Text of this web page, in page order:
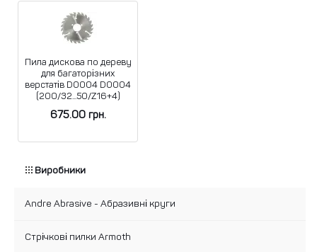
Пила дискова по дереву
для багаторізних
верстатів D0004 D0004
(200/32...50/Z16+4)
675.00 грн.
Виробники
Andre Abrasive - Абразивні круги
Стрічкові пилки Armoth